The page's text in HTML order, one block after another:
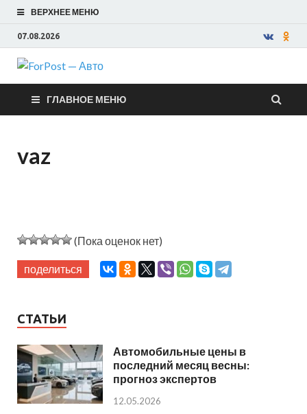
ВЕРХНЕЕ МЕНЮ
07.08.2026
ForPost —
Авто
ГЛАВНОЕ МЕНЮ
vaz
(Пока оценок нет)
поделиться
СТАТЬИ
Автомобильные цены в
последний месяц весны:
прогноз экспертов
12.05.2026